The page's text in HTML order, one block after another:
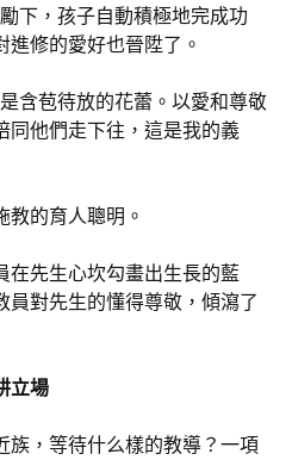
下，孩子自動積極地完成功
修的愛好也晉陞了。
含苞待放的花蕾。以愛和尊敬
同他們走下往，這是我的義
教的育人聰明。
在先生心坎勾畫出生長的藍
員對先生的懂得尊敬，傾瀉了
立場
族，等待什么樣的教導？一項